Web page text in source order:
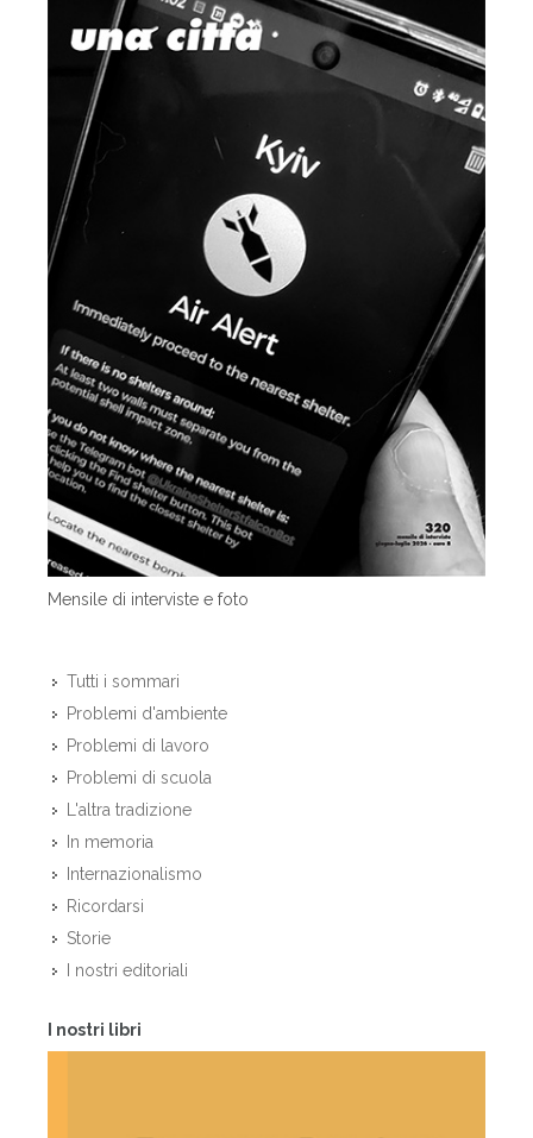
Mensile di interviste e foto
Tutti i sommari
Problemi d'ambiente
Problemi di lavoro
Problemi di scuola
L'altra tradizione
In memoria
Internazionalismo
Ricordarsi
Storie
I nostri editoriali
I nostri libri